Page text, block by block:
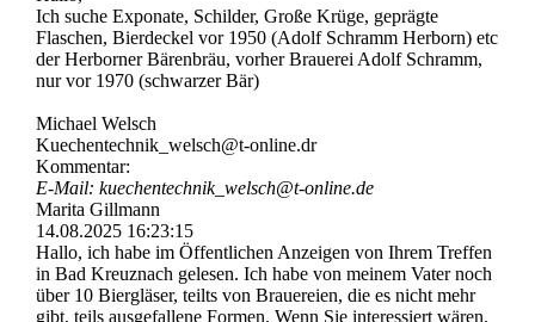
Ich suche Exponate, Schilder, Große Krüge, geprägte
Flaschen, Bierdeckel vor 1950 (Adolf Schramm Herborn) etc
der Herborner Bärenbräu, vorher Brauerei Adolf Schramm,
nur vor 1970 (schwarzer Bär)
Michael Welsch
Kuechentechnik_­welsch@­t-­online.­dr
Kommentar:
E-Mail: kuechentechnik_­welsch@­t-­online.­de
Marita Gillmann
14.08.2025 16:23:15
Hallo, ich habe im Öffentlichen Anzeigen von Ihrem Treffen
in Bad Kreuznach gelesen. Ich habe von meinem Vater noch
über 10 Biergläser, teilts von Brauereien, die es nicht mehr
gibt, teils ausgefallene Formen. Wenn Sie interessiert wären,